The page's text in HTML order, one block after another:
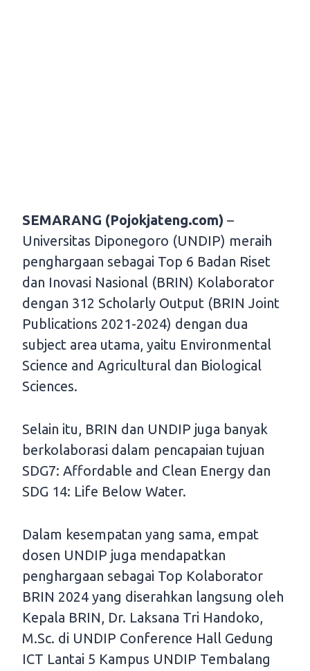
SEMARANG (Pojokjateng.com) –
Universitas Diponegoro (UNDIP) meraih
penghargaan sebagai Top 6 Badan Riset
dan Inovasi Nasional (BRIN) Kolaborator
dengan 312 Scholarly Output (BRIN Joint
Publications 2021-2024) dengan dua
subject area utama, yaitu Environmental
Science and Agricultural dan Biological
Sciences.
Selain itu, BRIN dan UNDIP juga banyak
berkolaborasi dalam pencapaian tujuan
SDG7: Affordable and Clean Energy dan
SDG 14: Life Below Water.
Dalam kesempatan yang sama, empat
dosen UNDIP juga mendapatkan
penghargaan sebagai Top Kolaborator
BRIN 2024 yang diserahkan langsung oleh
Kepala BRIN, Dr. Laksana Tri Handoko,
M.Sc. di UNDIP Conference Hall Gedung
ICT Lantai 5 Kampus UNDIP Tembalang